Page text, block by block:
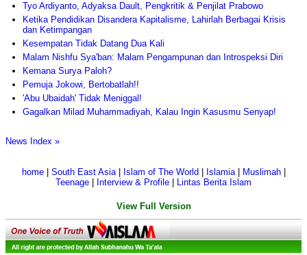
Tyo Ardiyanto, Adyaksa Dault, Pengkritik & Penjilat Prabowo
Ketika Pendidikan Disandera Kapitalisme, Lahirlah Berbagai Krisis
dan Ketimpangan
Kesempatan Tidak Datang Dua Kali
Malam Nishfu Sya'ban: Malam Pengampunan dan Introspeksi Diri
Kemana Surya Paloh?
Pemuja Jokowi, Bertobatlah!!
'Abu Ubaidah' Tidak Meniggal!
Gagalkan Milad Muhammadiyah, Kalau Ingin Kasusmu Senyap!
News Index »
home| South East Asia| Islam of The World Islamia| Muslimah|
Teenage
Interview & Profile Lintas Berita Islam
View Full Version